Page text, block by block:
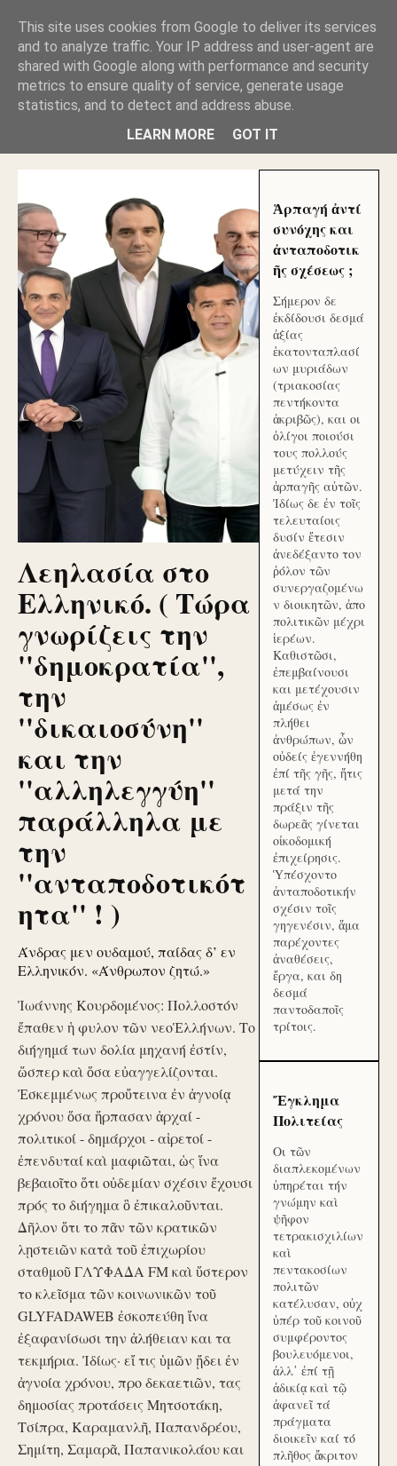
ΑΥΤΟΧΘΟΝΕΣ ΜΟΥ ΕΚΛΕΙΣΑΝ ΤΑ ΣΟΣΙΑΛ ΚΑΙ
ΦΙΜΩΣΑΝ ΤΟ SITE. ΟΙ ΧΙΛΙΑΔΕΣ ΜΙΚΡΟΕΠΕΝΔΥΤΕΣ
ΕΠΕΝΔΥΣΑΤΕ ΓΙΑ ΛΕΗΛΑΣΙΑ ΚΑΙ ΕΓΚΛΗΜΑ ?
ΓΛΥΦΑΔΑ WEB |ΟΙ ΜΕΓΑΛΟΙ ΚΛΕΠΤΑΙ ΑΠΟ ΤΟ
ΜΙΚΡΟΝ ΑΠΑΓΟΥΣΙ
Λεηλασία στο
Ελληνικό. ( Τώρα
γνωρίζεις την
''δημοκρατία'',
την
''δικαιοσύνη''
και την
''αλληλεγγύη''
παράλληλα με
την
''ανταποδοτικότ
ητα'' ! )
Άνδρας μεν ουδαμού, παίδας δ’ εν
Ελληνικόν. «Άνθρωπον ζητώ.»
Ἰωάννης Κουρδομένος: Πολλοστόν
ἔπαθεν ἡ φυλον τῶν νεοἙλλήνων. Το
διήγημά των δολία μηχανή ἐστίν,
ὥσπερ καὶ ὅσα εὐαγγελίζονται.
Ἐσκεμμένως προὔτεινα ἐν ἀγνοίᾳ
χρόνου ὅσα ἥρπασαν ἀρχαί -
πολιτικοί - δημάρχοι - αἱρετοί -
ἐπενδυταί καὶ μαφιῶται, ὡς ἵνα
βεβαιοῖτο ὅτι οὐδεμίαν σχέσιν ἔχουσι
πρός το διήγημα ὃ ἐπικαλοῦνται.
Δῆλον ὅτι το πᾶν τῶν κρατικῶν
λῃστειῶν κατὰ τοῦ ἐπιχωρίου
σταθμοῦ ΓΛΥΦΑΔΑ FM καὶ ὕστερον
το κλεῖσμα τῶν κοινωνικῶν τοῦ
GLYFADAWEB ἐσκοπεύθη ἵνα
ἐξαφανίσωσι την ἀλήθειαν και τα
τεκμήρια. Ἰδίως· εἴ τις ὑμῶν ᾔδει ἐν
ἀγνοία χρόνου, προ δεκαετιῶν, τας
δημοσίας προτάσεις Μητσοτάκη,
Τσίπρα, Καραμανλῆ, Παπανδρέου,
Σημίτη, Σαμαρᾶ, Παπανικολάου και
Ἁρπαγή ἀντί
συνόχης και
ἀνταποδοτικ
ῆς σχέσεως ;
Σήμερον δε
ἐκδίδουσι δεσμά
ἀξίας
ἑκατονταπλασί
ων μυριάδων
(τριακοσίας
πεντήκοντα
ἀκριβῶς), και οι
ὀλίγοι ποιούσι
τους πολλούς
μετύχειν τῆς
ἁρπαγῆς αὐτῶν.
Ἰδίως δε ἐν τοῖς
τελευταίοις
δυσίν ἔτεσιν
ἀνεδέξαντο τον
ῥόλον τῶν
συνεργαζομένω
ν διοικητῶν, ἀπο
πολιτικῶν μέχρι
ἱερέων.
Καθιστῶσι,
ἐπεμβαίνουσι
και μετέχουσιν
ἀμέσως ἐν
πλήθει
ἀνθρώπων, ὧν
οὐδείς ἐγεννήθη
ἐπί τῆς γῆς, ἥτις
μετά την
πράξιν τῆς
δωρεᾶς γίνεται
οἰκοδομική
ἐπιχείρησις.
Ὑπέσχοντο
ἀνταποδοτικήν
σχέσιν τοῖς
γηγενέσιν, ἅμα
παρέχοντες
ἀναθέσεις,
ἔργα, και δη
δεσμά
παντοδαποῖς
τρίτοις.
Ἔγκλημα
Πολιτείας
Οι τῶν
διαπλεκομένων
ὑπηρέται τήν
γνώμην καὶ
ψῆφον
τετρακισχιλίων
καὶ
πεντακοσίων
πολιτῶν
κατέλυσαν, οὐχ
ὑπέρ τοῦ κοινοῦ
συμφέροντος
βουλευόμενοι,
ἀλλ᾽ ἐπί τῇ
ἀδικίᾳ καὶ τῷ
ἀφανεῖ τά
πράγματα
διοικεῖν καί τό
πλῆθος ἄκριτον
This site uses cookies from Google to deliver its services
and to analyze traffic. Your IP address and user-agent are
shared with Google along with performance and security
metrics to ensure quality of service, generate usage
statistics, and to detect and address abuse.
LEARN MORE
GOT IT